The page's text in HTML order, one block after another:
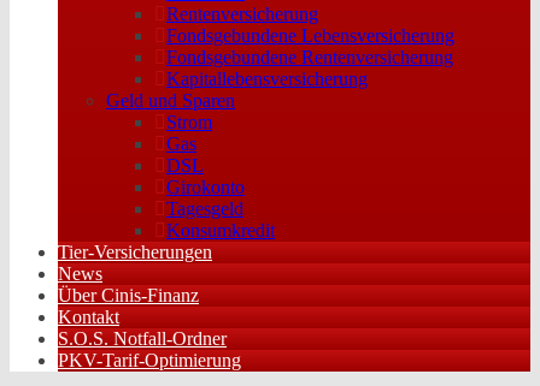
Rentenversicherung
Fondsgebundene Lebensversicherung
Fondsgebundene Rentenversicherung
Kapitallebensversicherung
Geld und Sparen
Strom
Gas
DSL
Girokonto
Tagesgeld
Konsumkredit
Tier-Versicherungen
News
Über Cinis-Finanz
Kontakt
S.O.S. Notfall-Ordner
PKV-Tarif-Optimierung